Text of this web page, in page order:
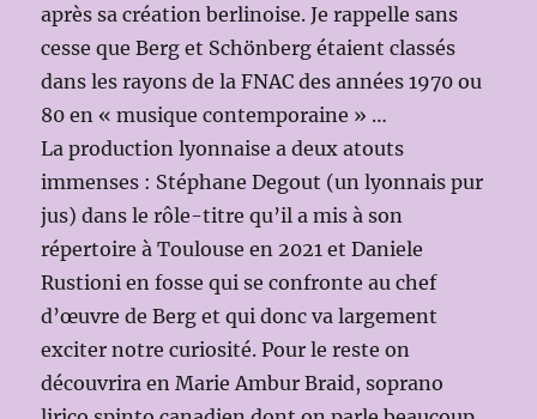
après sa création berlinoise. Je rappelle sans
cesse que Berg et Schönberg étaient classés
dans les rayons de la FNAC des années 1970 ou
80 en « musique contemporaine » …
La production lyonnaise a deux atouts
immenses : Stéphane Degout (un lyonnais pur
jus) dans le rôle-titre qu’il a mis à son
répertoire à Toulouse en 2021 et Daniele
Rustioni en fosse qui se confronte au chef
d’œuvre de Berg et qui donc va largement
exciter notre curiosité. Pour le reste on
découvrira en Marie Ambur Braid, soprano